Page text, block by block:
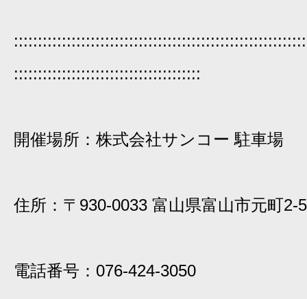
:::::::::::::::::::::::::::::::::::::::
開催場所：株式会社サンコー 駐車場
住所：〒930-0033 富山県富山市元町2-
電話番号：076-424-3050